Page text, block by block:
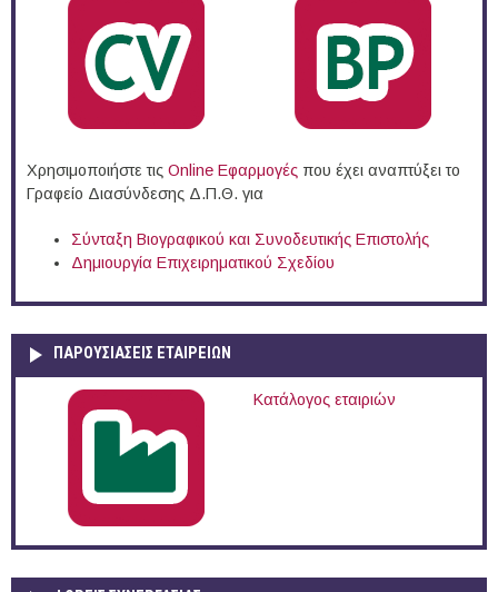
Χρησιμοποιήστε τις Online Eφαρμογές που έχει αναπτύξει το
Γραφείο Διασύνδεσης Δ.Π.Θ. για
Σύνταξη Βιογραφικού και Συνοδευτικής Επιστολής
Δημιουργία Επιχειρηματικού Σχεδίου
ΠΑΡΟΥΣΙΆΣΕΙΣ ΕΤΑΙΡΕΙΏΝ
Κατάλογος εταιριών